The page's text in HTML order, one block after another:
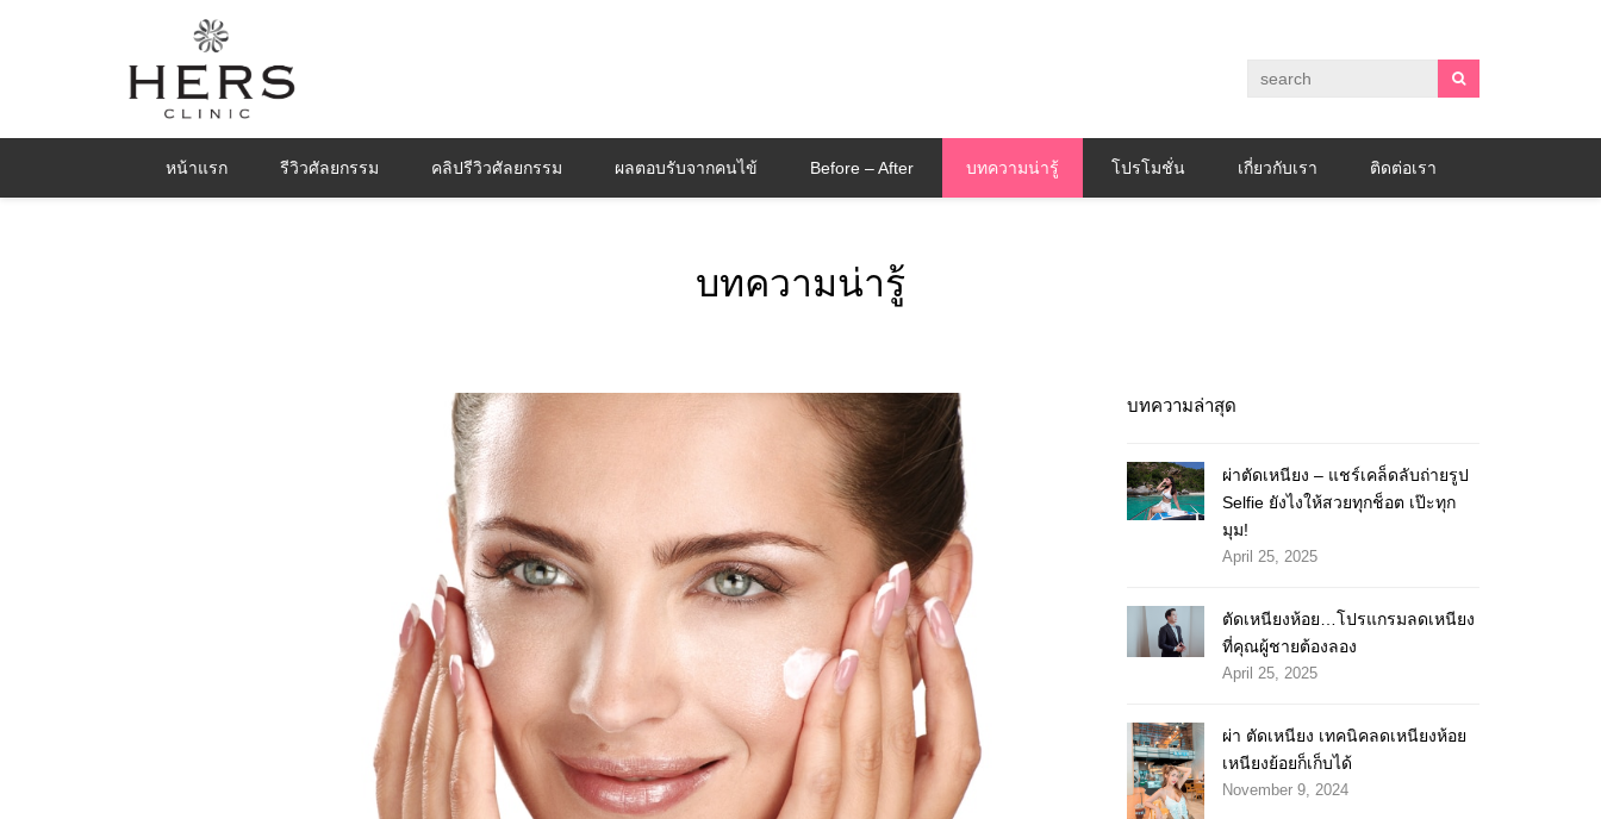
หน้าแรก รีวิวศัลยกรรม คลิปรีวิวศัลยกรรม ผลตอบรับจากคนไข้ Before – After บทความน่ารู้ โปรโมชั่น เกี่ยวกับเรา ติดต่อเรา
บทความน่ารู้
บทความล่าสุด
ผ่าตัดเหนียง – แชร์เคล็ดลับถ่ายรูป
Selfie ยังไงให้สวยทุกช็อต เป๊ะทุก
มุม!
April 25, 2025
ตัดเหนียงห้อย…โปรแกรมลดเหนียง
ที่คุณผู้ชายต้องลอง
April 25, 2025
ผ่า ตัดเหนียง เทคนิคลดเหนียงห้อย
เหนียงย้อยก็เก็บได้
November 9, 2024